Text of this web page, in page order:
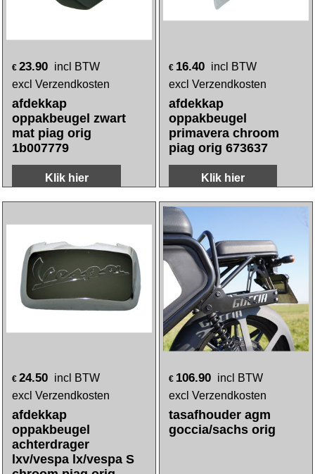
€ 23.90 incl BTW
excl Verzendkosten
afdekkap
oppakbeugel zwart
mat piag orig
1b007779
Klik hier
€ 16.40 incl BTW
excl Verzendkosten
afdekkap
oppakbeugel
primavera chroom
piag orig 673637
Klik hier
€ 24.50 incl BTW
excl Verzendkosten
afdekkap
oppakbeugel
achterdrager
lxv/vespa lx/vespa S
€ 106.90 incl BTW
excl Verzendkosten
tasafhouder agm
goccia/sachs orig